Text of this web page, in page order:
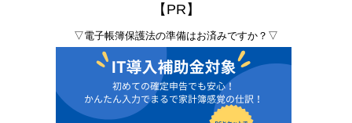
【PR】
▽電子帳簿保護法の準備はお済みですか？▽